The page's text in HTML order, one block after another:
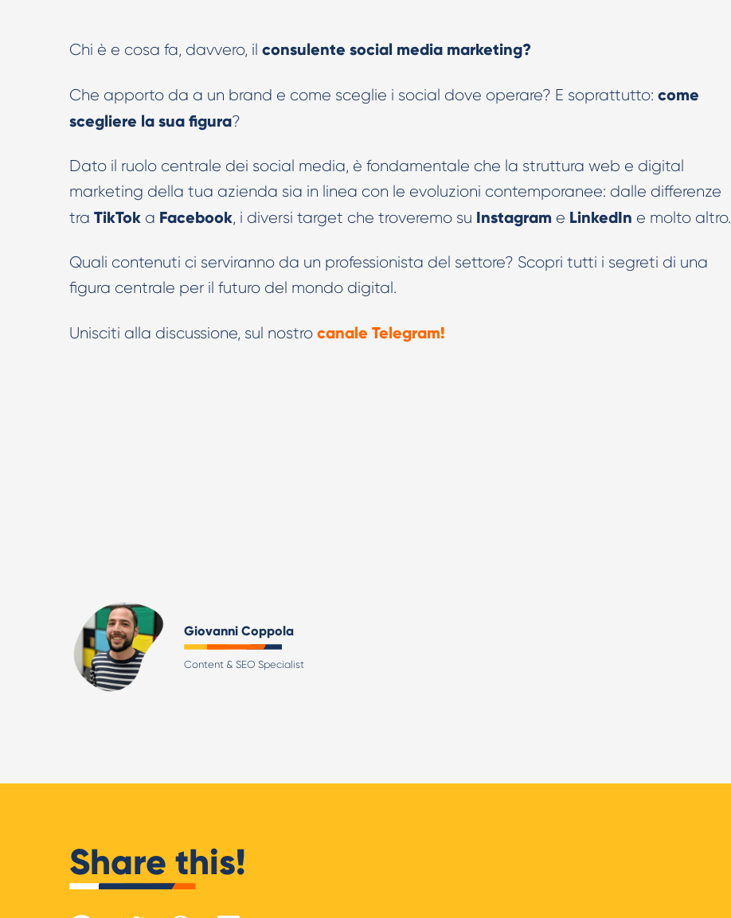
Chi è e cosa fa, davvero, il consulente social media marketing?
Che apporto da a un brand e come sceglie i social dove operare? E soprattutto: come
scegliere la sua figura?
Dato il ruolo centrale dei social media, è fondamentale che la struttura web e digital
marketing della tua azienda sia in linea con le evoluzioni contemporanee: dalle differenze
tra TikTok a Facebook, i diversi target che troveremo su Instagram e LinkedIn e molto altro.
Quali contenuti ci serviranno da un professionista del settore? Scopri tutti i segreti di una
figura centrale per il futuro del mondo digital.
Unisciti alla discussione, sul nostro canale Telegram!
Giovanni Coppola
Content & SEO Specialist
Share this!